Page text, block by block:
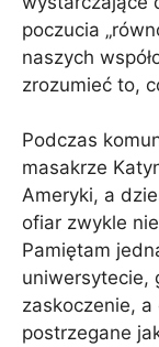
poczucia
naszych
zrozumieć to,
Podczas
masakrze
Ameryki, a
ofiar zwykle
Pamiętam
uniwersytecie,
zaskoczenie,
postrzegane